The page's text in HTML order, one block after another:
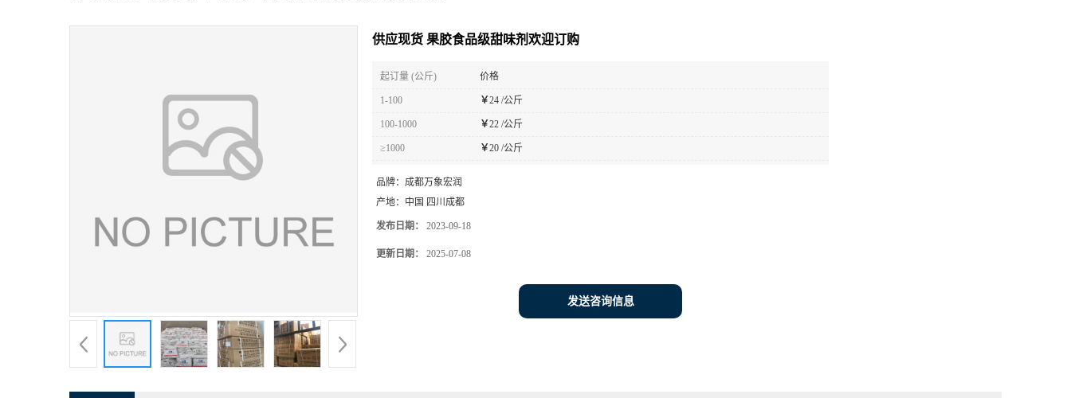
供应现货 果胶食品级甜味剂欢迎订购
起订量 (公斤) 价格
1-100 ￥24 /公斤
100-1000 ￥22 /公斤
≥1000 ￥20 /公斤
品牌： 成都万象宏润
产地： 中国 四川成都
发布日期： 2023-09-18
更新日期： 2025-07-08
发送咨询信息